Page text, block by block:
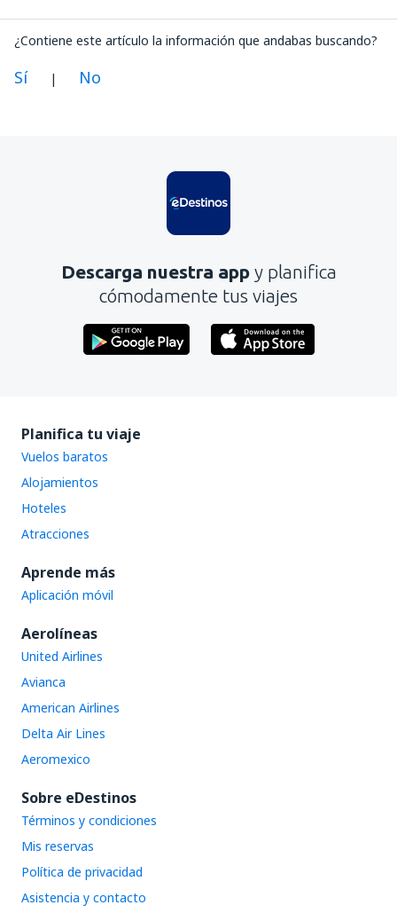
¿Contiene este artículo la información que andabas buscando?
Sí | No
Contiene información incorrecta
No profundiza en el tema
Enviar
Descarga nuestra app y planifica
cómodamente tus viajes
Planifica tu viaje
Vuelos baratos
Alojamientos
Hoteles
Atracciones
Aprende más
Aplicación móvil
Aerolíneas
United Airlines
Avianca
American Airlines
Delta Air Lines
Aeromexico
Sobre eDestinos
Términos y condiciones
Mis reservas
Política de privacidad
Asistencia y contacto